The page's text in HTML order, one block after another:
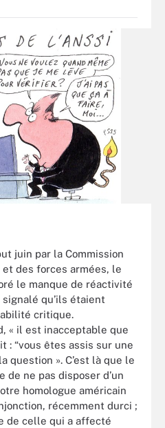
juin par la Commission
des forces armées, le
le manque de réactivité
signalé qu’ils étaient
critique.
« il est inacceptable que
: “vous êtes assis sur une
question ». C’est là que le
de ne pas disposer d’un
homologue américain
récemment durci ;
de celle qui a affecté